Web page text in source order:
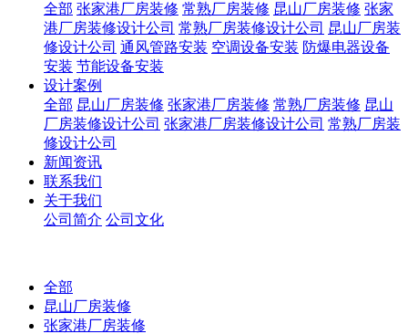
全部 张家港厂房装修 常熟厂房装修 昆山厂房装修 张家
港厂房装修设计公司 常熟厂房装修设计公司 昆山厂房装
修设计公司 通风管路安装 空调设备安装 防爆电器设备
安装 节能设备安装
设计案例
全部 昆山厂房装修 张家港厂房装修 常熟厂房装修 昆山
厂房装修设计公司 张家港厂房装修设计公司 常熟厂房装
修设计公司
新闻资讯
联系我们
关于我们
公司简介 公司文化
全部
昆山厂房装修
张家港厂房装修